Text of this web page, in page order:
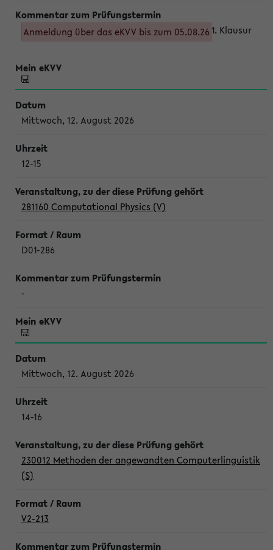
Anmeldung über das eKVV bis zum 05.08.26 1. Klausur
Mittwoch, 12. August 2026
12-15
281160 Computational Physics (V)
D01-286
-
Mittwoch, 12. August 2026
14-16
230012 Methoden der angewandten Computerlinguistik
(S)
V2-213